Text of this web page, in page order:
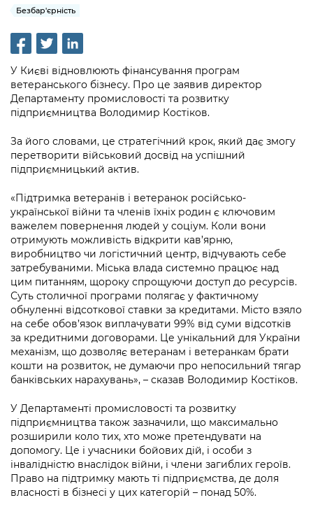
Рішення та розпорядження
Проєкти розпоряджень, що
перебувають на погодженні КМВА
Рішення Київради
Контактна інформація
Графік роботи та прийому громадян
Вакансії
Статистика
Звернення громадян
Регуляторна діяльність
Промисловість і наука Києва
Підприємства, установи, організації
Kyiv International Relations
Річні звіти
Гендерна політика
Безбар'єрність
Київська міська військова адміністрація
Освіта та навчальні заклади
Дороги, транспорт та парковки
Навколишнє середовище міста
Містобудування та земельні ділянки
Бізнес та ліцензування
Безпека та правопорядок
Ритуальні послуги
Іноземцям / For foreigners
Пам'ятки культурної спадщини
Портал Захисників та Захисниць
Безбар'єрність
Міський застосунок Київ Цифровий
Важливе під час воєнного стану
Громадська експертиза
Громадський бюджет
Консультації з громадськістю
Громадська рада
Відкритий бюджет
Допомога учасникам АТО
Рада з питань внутрішньо переміщених
осіб при Київській міській військовій
адміністрації
«Ініціатива «Партнерство «Відкритий
Уряд» – місцевий рівень»
Важливе під час воєнного стану
Інформація з обмеженим доступом
Проекти нормативно-правових та
інших актів
Нормативна база
Питання і відповіді про публічну
інформацію
Порядок оскарження рішень, дій чи
бездіяльності розпорядників інформації
Звіти про опрацювання запитів на
публічну інформацію
Інформація для споживачів
Про відкриті дані
Портал даних Києва
Публічні дашборди
Медіагалерея
Підписатися на новини та анонси від
from the KCSA
Порядок акредитації медіа /
Accreditation process
Подати журналістський запит /
Submitting a media request
Зйомки в лікарнях в умовах воєнного
стану / Rules for media coverage of
hospitals at work under martial law
Контакти для медіа / Contacts for mass
media
Безбар'єрність
У Києві відновлюють фінансування програм
ветеранського бізнесу. Про це заявив директор
Департаменту промисловості та розвитку
підприємництва Володимир Костіков.
За його словами, це стратегічний крок, який дає змогу
перетворити військовий досвід на успішний
підприємницький актив.
«Підтримка ветеранів і ветеранок російсько-
української війни та членів їхніх родин є ключовим
важелем повернення людей у соціум. Коли вони
отримують можливість відкрити кав’ярню,
виробництво чи логістичний центр, відчувають себе
затребуваними. Міська влада системно працює над
цим питанням, щороку спрощуючи доступ до ресурсів.
Суть столичної програми полягає у фактичному
обнуленні відсоткової ставки за кредитами. Місто взяло
на себе обов’язок виплачувати 99% від суми відсотків
за кредитними договорами. Це унікальний для України
механізм, що дозволяє ветеранам і ветеранкам брати
кошти на розвиток, не думаючи про непосильний тягар
банківських нарахувань», – сказав Володимир Костіков.
У Департаменті промисловості та розвитку
підприємництва також зазначили, що максимально
розширили коло тих, хто може претендувати на
допомогу. Це і учасники бойових дій, і особи з
інвалідністю внаслідок війни, і члени загиблих героїв.
Право на підтримку мають ті підприємства, де доля
власності в бізнесі у цих категорій – понад 50%.